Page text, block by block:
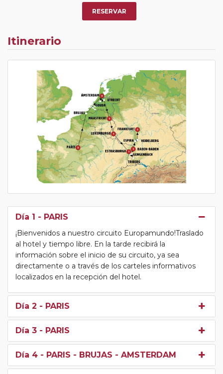
RESERVAR
Itinerario
Día 1 - PARIS
¡Bienvenidos a nuestro circuito Europamundo!Traslado
al hotel y tiempo libre. En la tarde recibirá la
información sobre el inicio de su circuito, ya sea
directamente o a través de los carteles informativos
localizados en la recepción del hotel.
Día 2 - PARIS
Día 3 - PARIS
Día 4 - PARIS - BRUJAS - AMSTERDAM